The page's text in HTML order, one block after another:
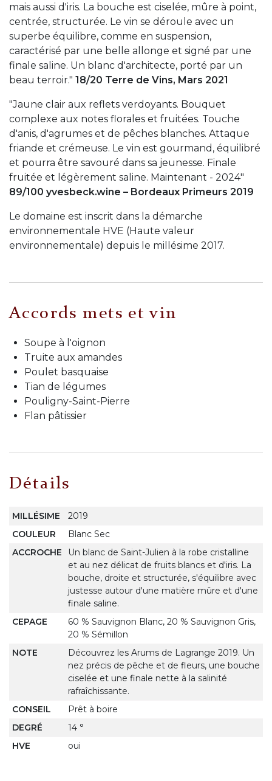
mais aussi d'iris. La bouche est ciselée, mûre à point,
centrée, structurée. Le vin se déroule avec un
superbe équilibre, comme en suspension,
caractérisé par une belle allonge et signé par une
finale saline. Un blanc d'architecte, porté par un
beau terroir." 18/20 Terre de Vins, Mars 2021
"Jaune clair aux reflets verdoyants. Bouquet
complexe aux notes florales et fruitées. Touche
d'anis, d'agrumes et de pêches blanches. Attaque
friande et crémeuse. Le vin est gourmand, équilibré
et pourra être savouré dans sa jeunesse. Finale
fruitée et légèrement saline. Maintenant - 2024"
89/100 yvesbeck.wine – Bordeaux Primeurs 2019
Le domaine est inscrit dans la démarche
environnementale HVE (Haute valeur
environnementale) depuis le millésime 2017.
Accords mets et vin
Soupe à l'oignon
Truite aux amandes
Poulet basquaise
Tian de légumes
Pouligny-Saint-Pierre
Flan pâtissier
Détails
MILLÉSIME
2019
COULEUR
Blanc Sec
ACCROCHE
Un blanc de Saint-Julien à la robe cristalline
et au nez délicat de fruits blancs et d'iris. La
bouche, droite et structurée, s'équilibre avec
justesse autour d'une matière mûre et d'une
finale saline.
CEPAGE
60 % Sauvignon Blanc, 20 % Sauvignon Gris,
20 % Sémillon
NOTE
Découvrez les Arums de Lagrange 2019. Un
nez précis de pêche et de fleurs, une bouche
ciselée et une finale nette à la salinité
rafraîchissante.
CONSEIL
Prêt à boire
DEGRÉ
14 °
HVE
oui